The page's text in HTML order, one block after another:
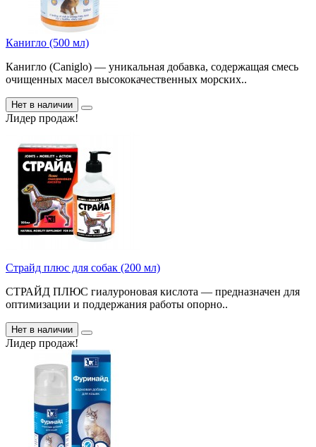
Канигло (500 мл)
Канигло (Caniglo) — уникальная добавка, содержащая смесь
очищенных масел высококачественных морских..
Нет в наличии
Лидер продаж!
Страйд плюс для собак (200 мл)
СТРАЙД ПЛЮС гиалуроновая кислота — предназначен для
оптимизации и поддержания работы опорно..
Нет в наличии
Лидер продаж!